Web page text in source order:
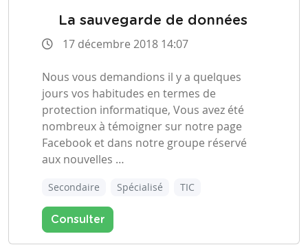
La sauvegarde de données
17 décembre 2018 14:07
Nous vous demandions il y a quelques
jours vos habitudes en termes de
protection informatique, Vous avez été
nombreux à témoigner sur notre page
Facebook et dans notre groupe réservé
aux nouvelles …
Secondaire Spécialisé TIC
Consulter